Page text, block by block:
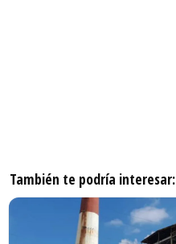
También te podría interesar: